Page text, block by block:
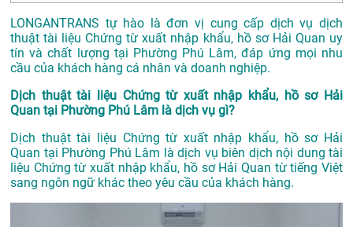
LONGANTRANS tự hào là đơn vị cung cấp dịch vụ dịch
thuật tài liệu Chứng từ xuất nhập khẩu, hồ sơ Hải Quan uy
tín và chất lượng tại Phường Phú Lâm, đáp ứng mọi nhu
cầu của khách hàng cá nhân và doanh nghiệp.
Dịch thuật tài liệu Chứng từ xuất nhập khẩu, hồ sơ Hải
Quan tại Phường Phú Lâm là dịch vụ gì?
Dịch thuật tài liệu Chứng từ xuất nhập khẩu, hồ sơ Hải
Quan tại Phường Phú Lâm là dịch vụ biên dịch nội dung tài
liệu Chứng từ xuất nhập khẩu, hồ sơ Hải Quan từ tiếng Việt
sang ngôn ngữ khác theo yêu cầu của khách hàng.